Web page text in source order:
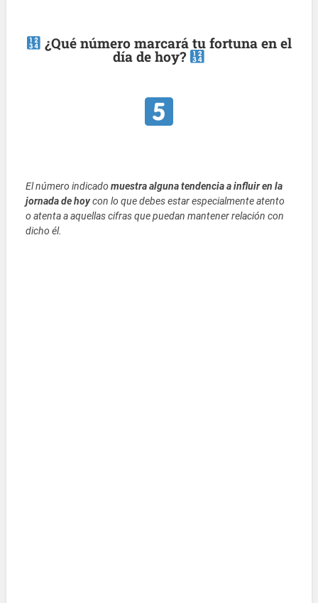
¿Qué número marcará tu fortuna en el
día de hoy?
El número indicadomuestra alguna tendencia a influir en la
jornada de hoycon lo que debes estar especialmente atento
o atenta a aquellas cifras que puedan mantener relación con
dicho él.